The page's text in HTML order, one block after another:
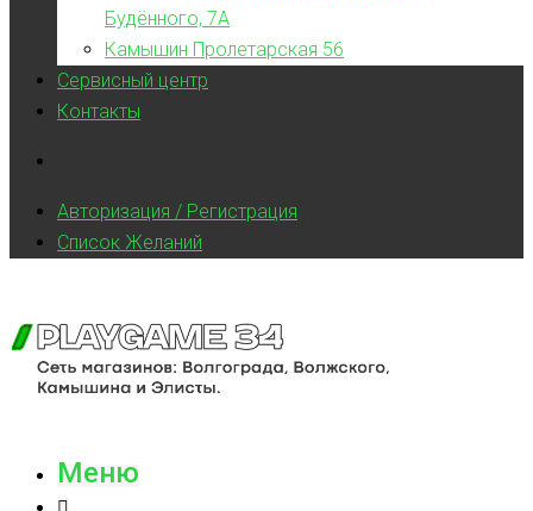
Будённого, 7А
Камышин Пролетарская 56
Сервисный центр
Контакты
Авторизация / Регистрация
Список Желаний
Меню